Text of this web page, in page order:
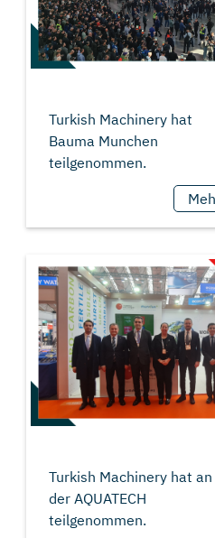
Turkish Machinery hat
Bauma Munchen
Turkish Machinery hat an
der AQUATECH